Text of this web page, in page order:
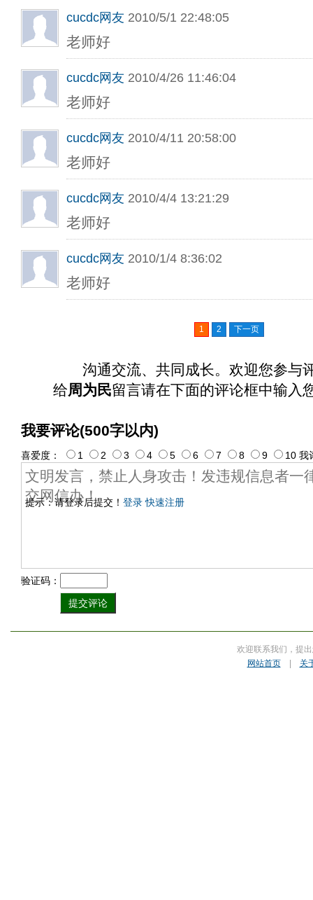
cucdc网友 2010/5/1 22:48:05
老师好
cucdc网友 2010/4/26 11:46:04
老师好
cucdc网友 2010/4/11 20:58:00
老师好
cucdc网友 2010/4/4 13:21:29
老师好
cucdc网友 2010/1/4 8:36:02
老师好
1 2 下一页
沟通交流、共同成长。欢迎您参与
给周为民留言请在下面的评论框中输入
我要评论(500字以内)
提示：请登录后提交！ 登录 快速注册
喜爱度： 1 2 3 4 5 6 7 8 9 10 我
验证码：
欢迎联系我们，提
网站首页| 关